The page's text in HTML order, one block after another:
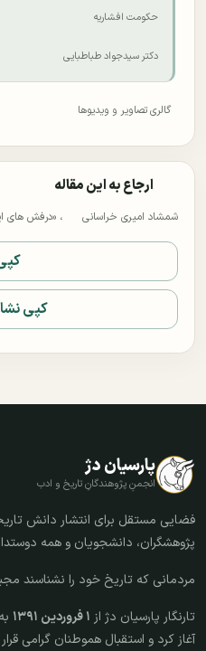
حکومت افشاریه
دکتر سید‌جواد طباطبایی
گالری تصاویر و ویدیوها
ارجاع به این مقاله
شمشاد امیری خراسانی ، «درفش های
کپی
پارسیان دژ
انجمنِ پژوهندگانِ تاریخ و ادب
فضایی مستقل برای انتشار دانش
پژوهشگران، دانشجویان و همه
مردمانی که تاریخ خود را نشناسند
تارنگار پارسیان دژ از ۱ فروردین ۱۳۹۱
آغاز کرد و استقبال هموطنان گرامی